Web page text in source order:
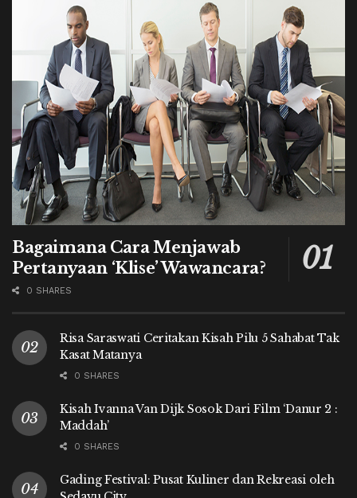
Bagaimana Cara Menjawab
Pertanyaan ‘Klise’ Wawancara?
0 SHARES
Risa Saraswati Ceritakan Kisah Pilu 5 Sahabat Tak
Kasat Matanya
0 SHARES
Kisah Ivanna Van Dijk Sosok Dari Film ‘Danur 2 :
Maddah’
0 SHARES
Gading Festival: Pusat Kuliner dan Rekreasi oleh